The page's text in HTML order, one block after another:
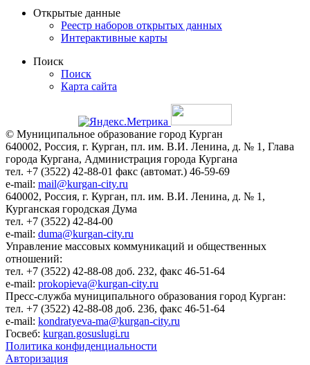
Открытые данные
Реестр наборов открытых данных
Интерактивные карты
Поиск
Поиск
Карта сайта
© Муниципальное образование город Курган
640002, Россия, г. Курган, пл. им. В.И. Ленина, д. № 1, Глава
города Кургана, Администрация города Кургана
тел. +7 (3522) 42-88-01 факс (автомат.) 46-59-69
e-mail: mail@kurgan-city.ru
640002, Россия, г. Курган, пл. им. В.И. Ленина, д. № 1,
Курганская городская Дума
тел. +7 (3522) 42-84-00
e-mail: duma@kurgan-city.ru
Управление массовых коммуникаций и общественных
отношений:
тел. +7 (3522) 42-88-08 доб. 232, факс 46-51-64
e-mail: prokopieva@kurgan-city.ru
Пресс-служба муниципального образования город Курган:
тел. +7 (3522) 42-88-08 доб. 236, факс 46-51-64
e-mail: kondratyeva-ma@kurgan-city.ru
Госвеб: kurgan.gosuslugi.ru
Политика конфиденциальности
Авторизация